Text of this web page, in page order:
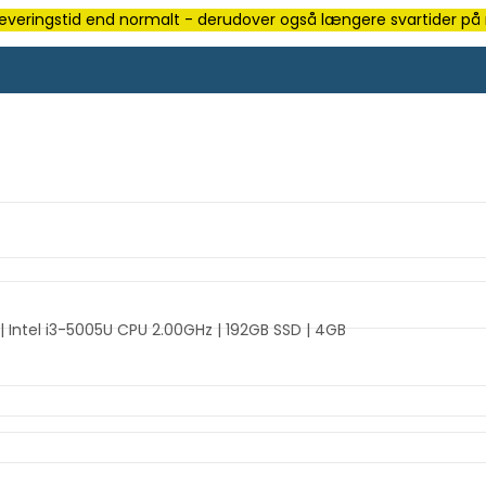
end normalt - derudover også længere svartider på
i3-5005U CPU 2.00GHz | 192GB SSD | 4GB